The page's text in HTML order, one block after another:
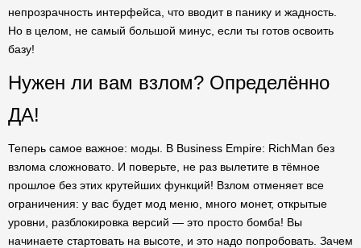
непрозрачность интерфейса, что вводит в панику и жадность.
Но в целом, не самый большой минус, если ты готов освоить
базу!
Нужен ли вам взлом? Определённо
ДА!
Теперь самое важное: моды. В Business Empire: RichMan без
взлома сложновато. И поверьте, не раз вылетите в тёмное
прошлое без этих крутейших функций! Взлом отменяет все
ограничения: у вас будет мод меню, много монет, открытые
уровни, разблокировка версий — это просто бомба! Вы
начинаете стартовать на высоте, и это надо попробовать. Зачем